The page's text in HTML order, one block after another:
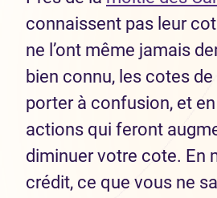
connaissent pas leur
ne l’ont même jamais
bien connu, les cotes
porter à confusion, et
actions qui feront
diminuer votre cote. En
crédit, ce que vous ne